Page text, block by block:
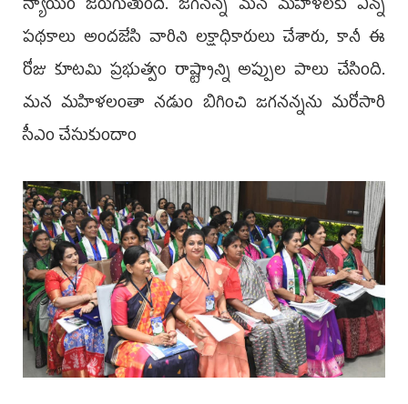
న్యాయం జరుగుతుంది. జగనన్న మన మహిళలకు ఎన్నో
పథకాలు అందజేసి వారిని లక్షాధికారులు చేశారు, కానీ ఈ
రోజు కూటమి ప్రభుత్వం రాష్ట్రాన్ని అప్పుల పాలు చేసింది.
మన మహిళలంతా నడుం బిగించి జగనన్నను మరోసారి
సీఎం చేసుకుందాం